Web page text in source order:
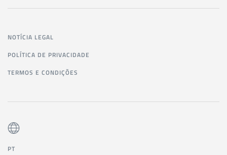
NOTÍCIA LEGAL
POLÍTICA DE PRIVACIDADE
TERMOS E CONDIÇÕES
PT